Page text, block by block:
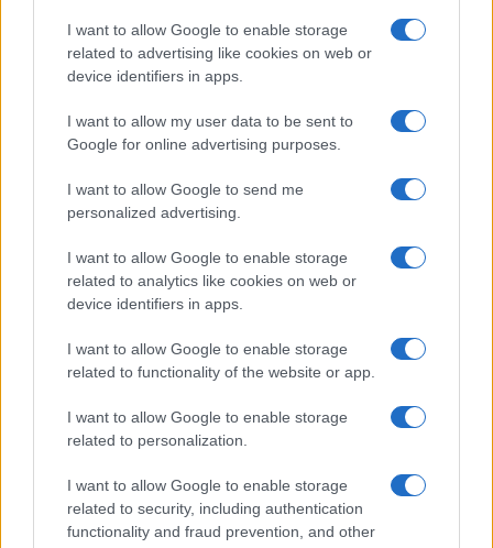
I want to allow Google to enable storage
related to advertising like cookies on web or
device identifiers in apps.
I want to allow my user data to be sent to
Google for online advertising purposes.
I want to allow Google to send me
personalized advertising.
I want to allow Google to enable storage
related to analytics like cookies on web or
device identifiers in apps.
I want to allow Google to enable storage
related to functionality of the website or app.
I want to allow Google to enable storage
related to personalization.
I want to allow Google to enable storage
related to security, including authentication
functionality and fraud prevention, and other
o
o
k
r st A
p
p
NOTIZIE RECENTI
“Sul filo del discorso”: sold out ad Olbia per il
La Maddalena, festa per i 30 anni del Diving
center di Tegge
Esce di strada con l’auto ad Arzachena: ferito il
conducente
Turiste si perdono a Tavolara: salvate dai vigili
del fuoco
Meteo Olbia 6 agosto, migliora il tempo in
Gallura